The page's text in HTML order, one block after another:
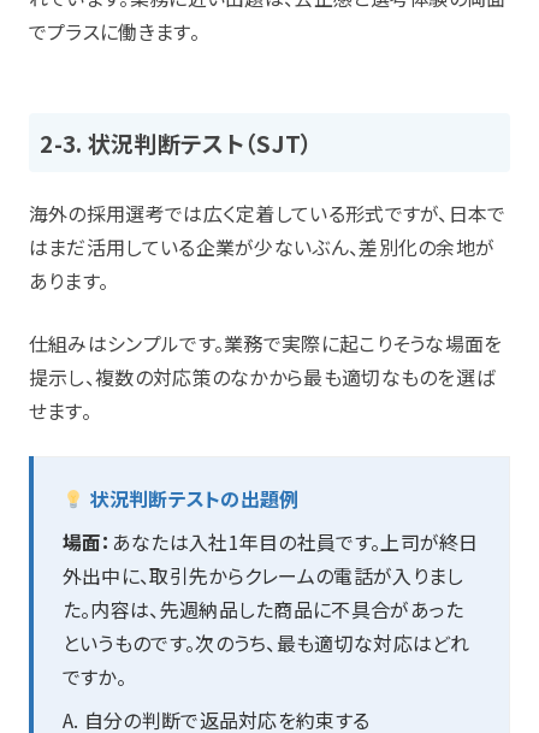
でプラスに働きます。
2-3. 状況判断テスト（SJT）
海外の採用選考では広く定着している形式ですが、日本で
はまだ活用している企業が少ないぶん、差別化の余地が
あります。
仕組みはシンプルです。業務で実際に起こりそうな場面を
提示し、複数の対応策のなかから最も適切なものを選ば
せます。
状況判断テストの出題例
場面： あなたは入社1年目の社員です。上司が終日
外出中に、取引先からクレームの電話が入りまし
た。内容は、先週納品した商品に不具合があった
というものです。次のうち、最も適切な対応はどれ
ですか。
A. 自分の判断で返品対応を約束する